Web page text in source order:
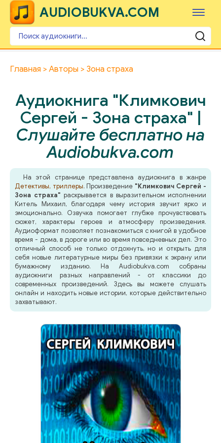
AUDIOBUKVA.COM
Главная Авторы Зона страха
Аудиокнига "Климкович
Сергей - Зона страха" |
Слушайте бесплатно на
Audiobukva.com
На этой странице представлена аудиокнига в жанре
Детективы, триллеры. Произведение "Климкович Сергей -
Зона страха" раскрывается в выразительном исполнении
Китель Михаил, благодаря чему история звучит ярко и
эмоционально. Озвучка помогает глубже прочувствовать
сюжет, характеры героев и атмосферу произведения.
Аудиоформат позволяет познакомиться с книгой в удобное
время - дома, в дороге или во время повседневных дел. Это
отличный способ не только отдохнуть, но и открыть для
себя новые литературные миры без привязки к экрану или
бумажному изданию. На Audiobukva.com собраны
аудиокниги разных направлений - от классики до
современных произведений. Здесь вы можете слушать
онлайн и находить новые истории, которые действительно
захватывают.